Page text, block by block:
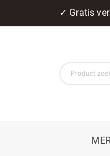
✓ Gratis